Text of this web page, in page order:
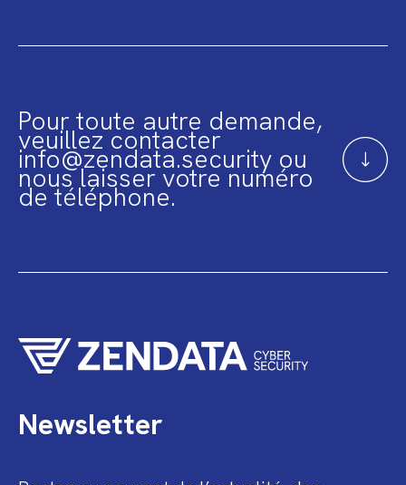
Pour toute autre demande,
veuillez contacter
info@zendata.security ou
nous laisser votre numéro
de téléphone.
Newsletter